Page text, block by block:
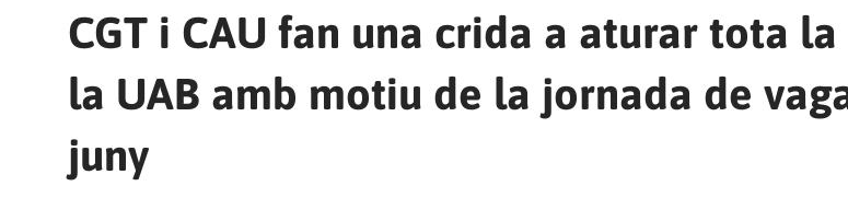
CGT i CAU fan una crida a aturar tota
la UAB amb motiu de la jornada de
juny